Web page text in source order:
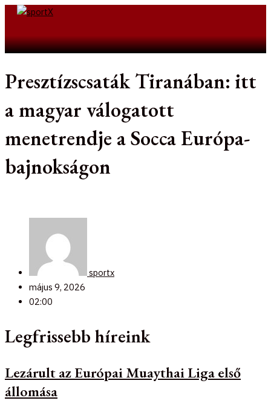
Skip
Presztízscsaták Tiranában: itt
a magyar válogatott
menetrendje a Socca Európa-
bajnokságon
sportx
május 9, 2026
02:00
Legfrissebb híreink
Lezárult az Európai Muaythai Liga első
állomása